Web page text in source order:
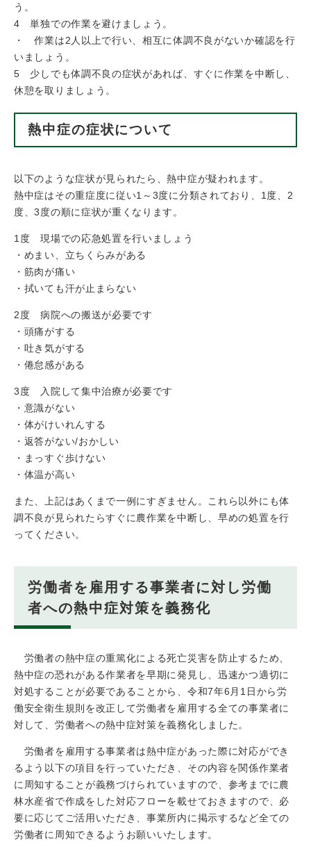
う。
4 単独での作業を避けましょう。
・ 作業は2人以上で行い、相互に体調不良がないか確認を行
いましょう。
5 少しでも体調不良の症状があれば、すぐに作業を中断し、
休憩を取りましょう。
熱中症の症状について
以下のような症状が見られたら、熱中症が疑われます。
​熱中症はその重症度に従い1～3度に分類されており、1度、2
度、3度の順に症状が重くなります。
1度 現場での応急処置を行いましょう
・めまい、立ちくらみがある
・筋肉が痛い
・拭いても汗が止まらない
2度 病院への搬送が必要です
・頭痛がする
・吐き気がする
・倦怠感がある
3度 入院して集中治療が必要です
・意識がない
・体がけいれんする
・返答がない/おかしい
・まっすぐ歩けない
・体温が高い
また、上記はあくまで一例にすぎません。これら以外にも体
調不良が見られたらすぐに農作業を中断し、早めの処置を行
ってください。
労働者を雇用する事業者に対し労働
者への熱中症対策を義務化
労働者の熱中症の重篤化による死亡災害を防止するため、
熱中症の恐れがある作業者を早期に発見し、迅速かつ適切に
対処することが必要であることから、令和7年6月1日から労
働安全衛生規則を改正して労働者を雇用する全ての事業者に
対して、労働者への熱中症対策を義務化しました。
労働者を雇用する事業者は熱中症があった際に対応ができ
るよう以下の項目を行っていただき、その内容を関係作業者
に周知することが義務づけられていますので、参考までに農
林水産省で作成をした対応フローを載せておきますので、必
要に応じてご活用いただき、事業所内に掲示するなど全ての
労働者に周知できるようお願いいたします。